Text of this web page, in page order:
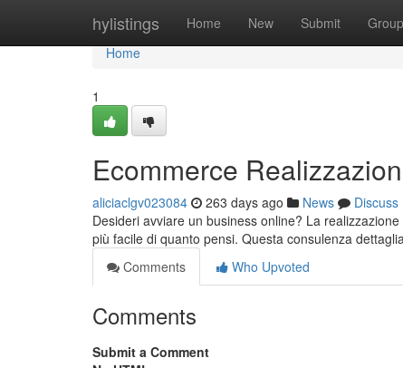
hylistings Home New Submit
Home
Home
1
Ecommerce
aliciaclgv023084 263 days ago News
Discuss
Desideri avviare un business online? La
più facile di quanto pensi. Questa consulenza
Comments
Who Upvoted
Comments
Submit a Comment